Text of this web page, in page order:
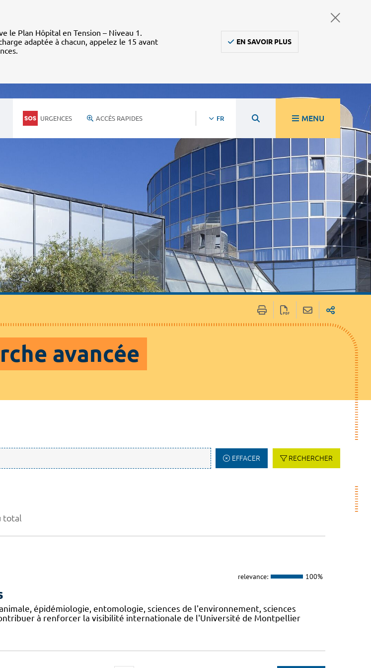
le Plan Hôpital en Tension – Niveau 1.
adaptée à chacun, appelez le 15 avant
EN SAVOIR PLUS
URGENCES ACCÈS RAPIDES FR MENU
avancée
EFFACER RECHERCHER
total
relevance: 100%
épidémiologie, entomologie, sciences de l'environnement, sciences
à renforcer la visibilité internationale de l'Université de Montpellier